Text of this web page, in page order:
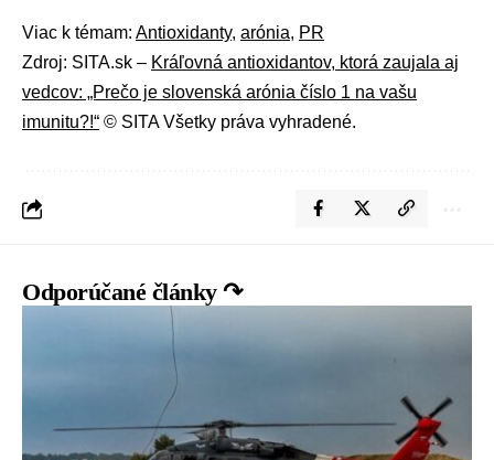
Viac k témam: Antioxidanty, arónia, PR
Zdroj: SITA.sk – Kráľovná antioxidantov, ktorá zaujala aj
vedcov: „Prečo je slovenská arónia číslo 1 na vašu
imunitu?!“ © SITA Všetky práva vyhradené.
Odporúčané články ↷